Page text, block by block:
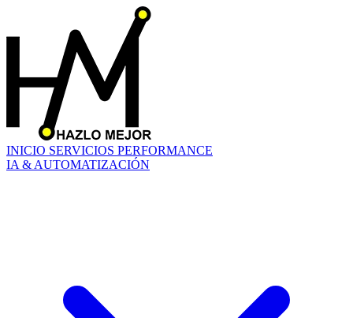
INICIO SERVICIOS PERFORMANCE
IA & AUTOMATIZACIÓN